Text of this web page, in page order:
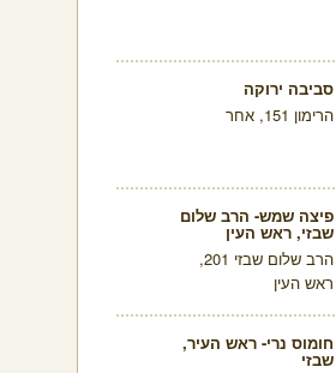
סביבה ירוקה
הרימון 151, אחר
פיצה שמש- הרב שלום
שבזי, ראש העין
הרב שלום שבזי 201,
ראש העין
חומוס נרי- ראש העיר,
שבזי